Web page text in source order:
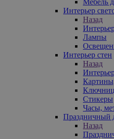
Интерьер
Назад
Лампы
Интерьер стен
Назад
Стикеры
Часы,
Праздничный
Назад